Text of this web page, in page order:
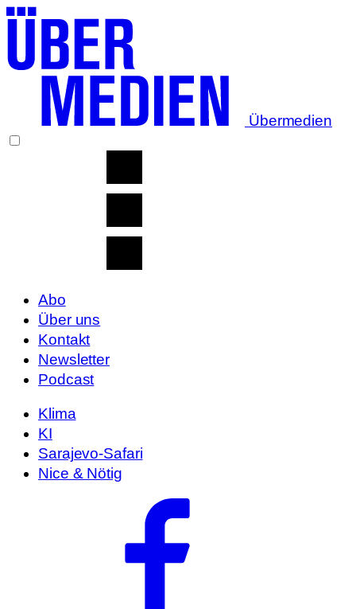
Übermedien
Abo
Über uns
Kontakt
Newsletter
Podcast
Klima
KI
Sarajevo-Safari
Nice & Nötig